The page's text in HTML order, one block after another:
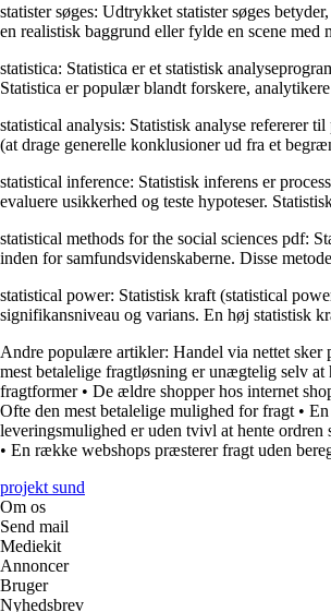
statister søges: Udtrykket statister søges
en realistisk baggrund eller fylde en scene
statistica: Statistica er et statistisk
Statistica er populær blandt forskere,
statistical analysis: Statistisk analyse refererer
(at drage generelle konklusioner ud fra et
statistical inference: Statistisk inferens er
evaluere usikkerhed og teste hypoteser.
statistical methods for the social sciences pdf:
inden for samfundsvidenskaberne. Disse
statistical power: Statistisk kraft (statistical
signifikansniveau og varians. En høj statistisk
Andre populære artikler: Handel via nettet sker
mest betalelige fragtløsning er unægtelig selv at
fragtformer• De ældre shopper hos internet
Ofte den mest betalelige mulighed for fragt •
leveringsmulighed er uden tvivl at hente ordren
• En række webshops præsterer fragt uden
projekt sund
Om os
Send mail
Mediekit
Annoncer
Bruger
Nyhedsbrev